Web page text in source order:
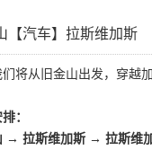
【汽车】拉斯维加斯
将从旧金山出发，穿越
：
→ 拉斯维加斯 → 拉斯维